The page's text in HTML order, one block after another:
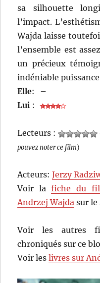
sa silhouette
l’impact.
Wajda laisse
l’ensemble est
un précieux
indéniable
Elle:
–
Lui :
Lecteurs :
pouvez noter ce film)
Acteurs:Jerzy
Voir lafiche du
Andrzej Wajda sur le
Voir les autres
chroniqués sur ce
Voir leslivres sur